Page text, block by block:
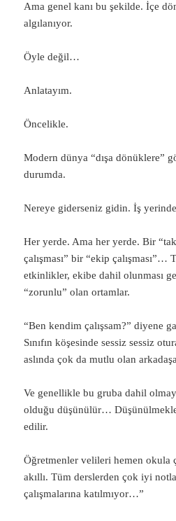
Ama genel kanı bu şekilde. İçe
algılanıyor.
Öyle değil…
Anlatayım.
Öncelikle.
Modern dünya “dışa dönüklere”
durumda.
Nereye giderseniz gidin. İş
Her yerde. Ama her yerde. Bir
çalışması” bir “ekip çalışması”…
etkinlikler, ekibe dahil olunması
“zorunlu” olan ortamlar.
“Ben kendim çalışsam?” diyene
Sınıfın köşesinde sessiz sessiz
aslında çok da mutlu olan
Ve genellikle bu gruba dahil
olduğu düşünülür…
edilir.
Öğretmenler velileri hemen okula
akıllı. Tüm derslerden çok iyi
çalışmalarına katılmıyor…”